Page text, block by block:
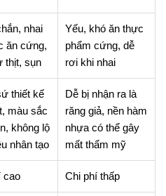
nhai
ăn cứng,
thịt, sụn
Yếu, khó ăn thực
phẩm cứng, dễ
rơi khi nhai
thiết kế
màu sắc
không lộ
nhân tạo
Dễ bị nhận ra là
răng giả, nền hàm
nhựa có thể gây
mất thẩm mỹ
cao Chi phí thấp